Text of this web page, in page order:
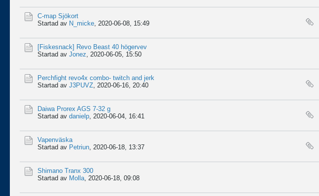
C-map Sjökort
Startad av N_micke, 2020-06-08, 15:49
[Fiskesnack] Revo Beast 40 högervev
Startad av Jonez, 2020-06-05, 15:50
Perchfight revo4x combo- twitch and jerk
Startad av J3PUVZ, 2020-06-16, 20:40
Daiwa Prorex AGS 7-32 g
Startad av danielp, 2020-06-04, 16:41
Vapenväska
Startad av Petriun, 2020-06-18, 13:37
Shimano Tranx 300
Startad av Molla, 2020-06-18, 09:08